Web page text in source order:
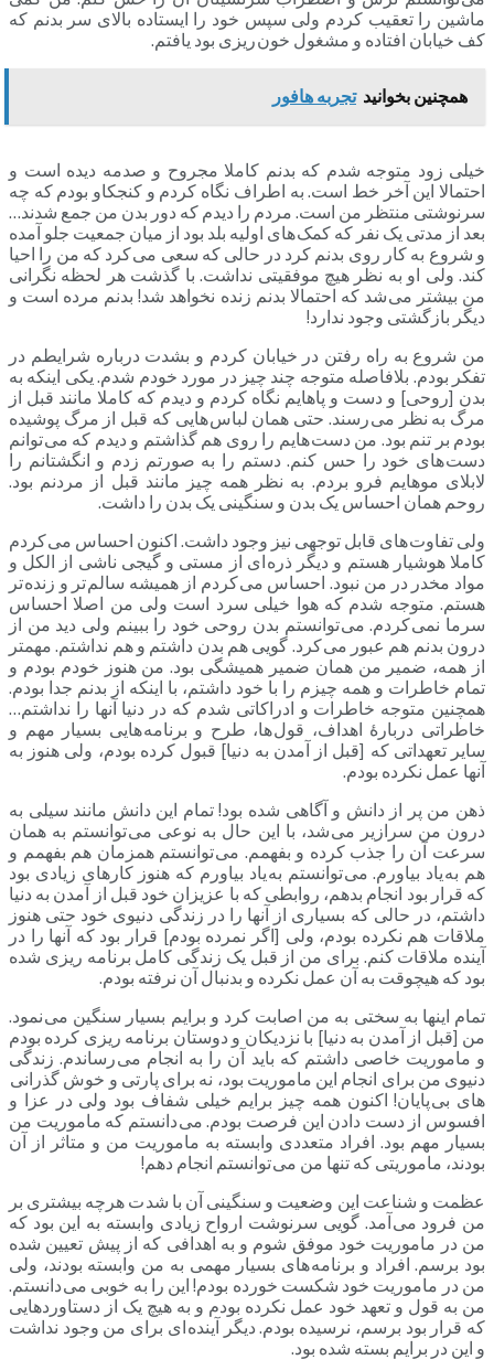
ماشین را تعقیب کردم ولی سپس خود را ایستاده بالای سر بدنم که
کف خیابان افتاده و مشغول خون ریزی بود یافتم.
همچنین بخوانید تجربه هافور
خیلی زود متوجه شدم که بدنم کاملا مجروح و صدمه دیده است و
احتمالا این آخر خط است. به اطراف نگاه کردم و کنجکاو بودم که چه
سرنوشتی منتظر من است. مردم را دیدم که دور بدن من جمع شدند…
بعد از مدتی یک نفر که کمک های اولیه بلد بود از میان جمعیت جلو آمده
و شروع به کار روی بدنم کرد در حالی که سعی می کرد که من را احیا
کند. ولی او به نظر هیچ موفقیتی نداشت. با گذشت هر لحظه نگرانی
من بیشتر می شد که احتمالا بدنم زنده نخواهد شد! بدنم مرده است و
دیگر بازگشتی وجود ندارد!
من شروع به راه رفتن در خیابان کردم و بشدت درباره شرایطم در
تفکر بودم. بلافاصله متوجه چند چیز در مورد خودم شدم. یکی اینکه به
بدن [روحی] و دست و پاهایم نگاه کردم و دیدم که کاملا مانند قبل از
مرگ به نظر می رسند. حتی همان لباس هایی که قبل از مرگ پوشیده
بودم بر تنم بود. من دست هایم را روی هم گذاشتم و دیدم که می توانم
دست های خود را حس کنم. دستم را به صورتم زدم و انگشتانم را
لابلای موهایم فرو بردم. به نظر همه چیز مانند قبل از مردنم بود.
روحم همان احساس یک بدن و سنگینی یک بدن را داشت.
ولی تفاوت های قابل توجهی نیز وجود داشت. اکنون احساس می کردم
کاملا هوشیار هستم و دیگر ذره ای از مستی و گیجی ناشی از الکل و
مواد مخدر در من نبود. احساس می کردم از همیشه سالم تر و زنده تر
هستم. متوجه شدم که هوا خیلی سرد است ولی من اصلا احساس
سرما نمی کردم. می توانستم بدن روحی خود را ببینم ولی دید من از
درون بدنم هم عبور می کرد. گویی هم بدن داشتم و هم نداشتم. مهمتر
از همه، ضمیر من همان ضمیر همیشگی بود. من هنوز خودم بودم و
تمام خاطرات و همه چیزم را با خود داشتم، با اینکه از بدنم جدا بودم.
همچنین متوجه خاطرات و ادراکاتی شدم که در دنیا آنها را نداشتم…
خاطراتی دربارۀ اهداف، قول ها، طرح و برنامه هایی بسیار مهم و
سایر تعهداتی که [قبل از آمدن به دنیا] قبول کرده بودم، ولی هنوز به
آنها عمل نکرده بودم.
ذهن من پر از دانش و آگاهی شده بود! تمام این دانش مانند سیلی به
درون من سرازیر می شد، با این حال به نوعی می توانستم به همان
سرعت آن را جذب کرده و بفهمم. می توانستم همزمان هم بفهمم و
هم به یاد بیاورم. می توانستم به یاد بیاورم که هنوز کارهای زیادی بود
که قرار بود انجام بدهم، روابطی که با عزیزان خود قبل از آمدن به دنیا
داشتم، در حالی که بسیاری از آنها را در زندگی دنیوی خود حتی هنوز
ملاقات هم نکرده بودم، ولی [اگر نمرده بودم] قرار بود که آنها را در
آینده ملاقات کنم. برای من از قبل یک زندگی کامل برنامه ریزی شده
بود که هیچوقت به آن عمل نکرده و بدنبال آن نرفته بودم.
تمام اینها به سختی به من اصابت کرد و برایم بسیار سنگین می نمود.
من [قبل از آمدن به دنیا] با نزدیکان و دوستان برنامه ریزی کرده بودم
و ماموریت خاصی داشتم که باید آن را به انجام می رساندم. زندگی
دنیوی من برای انجام این ماموریت بود، نه برای پارتی و خوش گذرانی
های بی پایان! اکنون همه چیز برایم خیلی شفاف بود ولی در عزا و
افسوس از دست دادن این فرصت بودم. می دانستم که ماموریت من
بسیار مهم بود. افراد متعددی وابسته به ماموریت من و متاثر از آن
بودند، ماموریتی که تنها من می توانستم انجام دهم!
عظمت و شناعت این وضعیت و سنگینی آن با شدت هرچه بیشتری بر
من فرود می آمد. گویی سرنوشت ارواح زیادی وابسته به این بود که
من در ماموریت خود موفق شوم و به اهدافی که از پیش تعیین شده
بود برسم. افراد و برنامه های بسیار مهمی به من وابسته بودند، ولی
من در ماموریت خود شکست خورده بودم! این را به خوبی می دانستم.
من به قول و تعهد خود عمل نکرده بودم و به هیچ یک از دستاوردهایی
که قرار بود برسم، نرسیده بودم. دیگر آینده ای برای من وجود نداشت
و این در برایم بسته شده بود.